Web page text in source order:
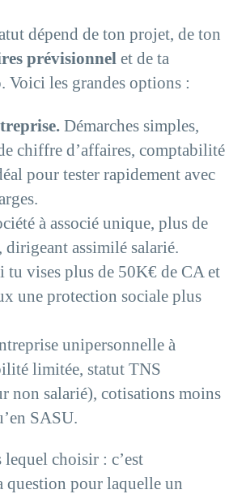
dépend de ton projet, de ton
prévisionnel et de ta
Voici les grandes options :
Démarches simples,
chiffre d’affaires, comptabilité
pour tester rapidement avec
à associé unique, plus de
dirigeant assimilé salarié.
tu vises plus de 50K€ de CA et
une protection sociale plus
unipersonnelle à
limitée, statut TNS
non salarié), cotisations moins
SASU.
lequel choisir : c’est
question pour laquelle un